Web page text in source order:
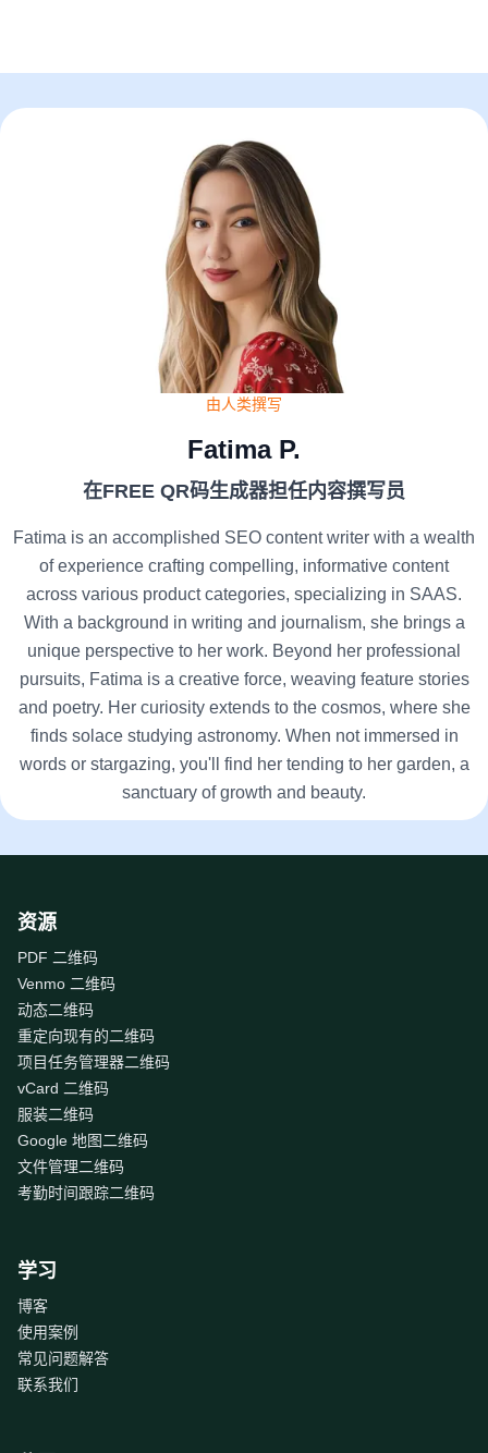
由人类撰写
Fatima P.
在FREE QR码生成器担任内容撰写员
Fatima is an accomplished SEO content writer with a wealth
of experience crafting compelling, informative content
across various product categories, specializing in SAAS.
With a background in writing and journalism, she brings a
unique perspective to her work. Beyond her professional
pursuits, Fatima is a creative force, weaving feature stories
and poetry. Her curiosity extends to the cosmos, where she
finds solace studying astronomy. When not immersed in
words or stargazing, you'll find her tending to her garden, a
sanctuary of growth and beauty.
资源
PDF 二维码
Venmo 二维码
动态二维码
重定向现有的二维码
项目任务管理器二维码
vCard 二维码
服装二维码
Google 地图二维码
文件管理二维码
考勤时间跟踪二维码
学习
博客
使用案例
常见问题解答
联系我们